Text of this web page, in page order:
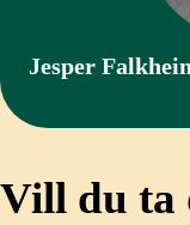
Jesper
Vill du ta